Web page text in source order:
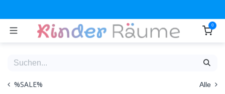
0
%SALE%
Alle